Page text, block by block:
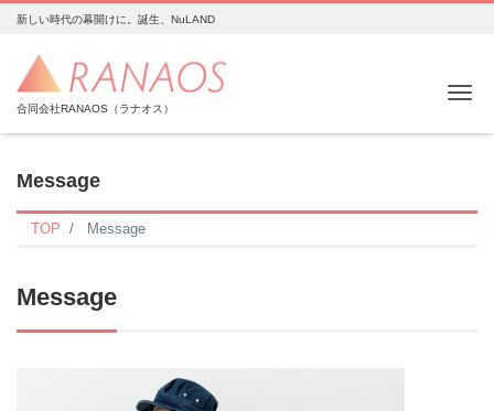
新しい時代の幕開けに。誕生、NuLAND
合同会社RANAOS（ラナオス）
Message
TOP Message
Message